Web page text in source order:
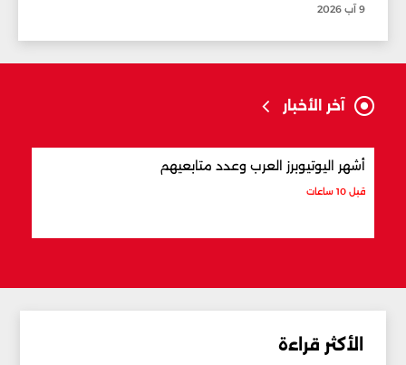
9 آب 2026
آخر الأخبار
أشهر اليوتيوبرز العرب وعدد متابعيهم
قبل 10 ساعات
الأكثر قراءة